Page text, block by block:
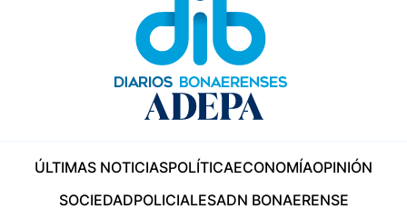
ÚLTIMAS NOTICIASPOLÍTICAECONOMÍAOPINIÓN
SOCIEDADPOLICIALESADN BONAERENSE